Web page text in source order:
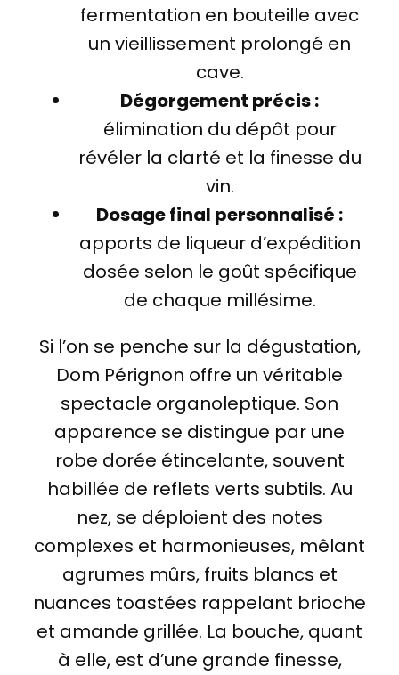
fermentation en bouteille avec
un vieillissement prolongé en
cave.
Dégorgement précis :
élimination du dépôt pour
révéler la clarté et la finesse du
vin.
Dosage final personnalisé :
apports de liqueur d’expédition
dosée selon le goût spécifique
de chaque millésime.
Si l’on se penche sur la dégustation,
Dom Pérignon offre un véritable
spectacle organoleptique. Son
apparence se distingue par une
robe dorée étincelante, souvent
habillée de reflets verts subtils. Au
nez, se déploient des notes
complexes et harmonieuses, mêlant
agrumes mûrs, fruits blancs et
nuances toastées rappelant brioche
et amande grillée. La bouche, quant
à elle, est d’une grande finesse,